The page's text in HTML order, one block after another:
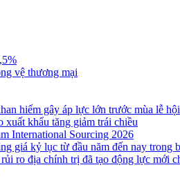
vệ thương mại
hiếm gây áp lực lớn trước mùa lễ hội
khẩu tăng giảm trái chiều
International Sourcing 2026
giá kỷ lục từ đầu năm đến nay trong
ro địa chính trị đã tạo động lực mới